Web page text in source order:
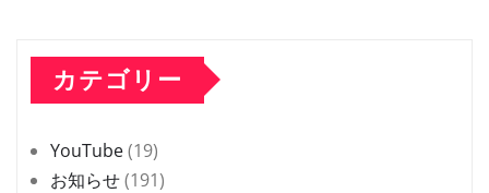
カテゴリー
YouTube(19)
お知らせ(191)